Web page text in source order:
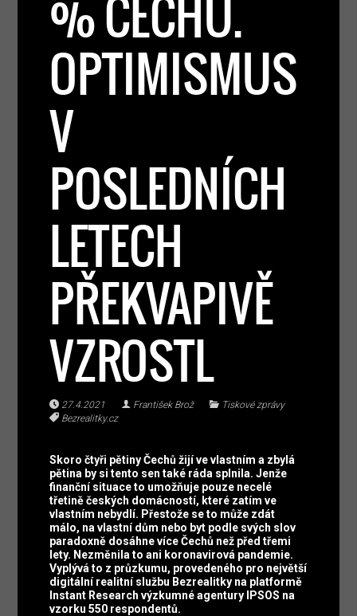
% ČECHŮ.
OPTIMISMUS
V
POSLEDNÍCH
LETECH
PŘEKVAPIVĚ
VZROSTL
27.4.2021 František Brož
Tiskové zprávy
Bezrealitky.cz
Skoro čtyři pětiny Čechů žijí ve vlastním a zbylá
pětina by si tento sen také ráda splnila. Jenže
finanční situace to umožňuje pouze necelé
třetině českých domácností, které zatím ve
vlastním nebydlí. Přestože se to může zdát
málo, na vlastní dům nebo byt podle svých slov
paradoxně dosáhne více Čechů než před třemi
lety. Nezměnila to ani koronavirová pandemie.
Vyplývá to z průzkumu, provedeného pro největší
digitální realitní službu Bezrealitky na platformě
Instant Research výzkumné agentury IPSOS na
vzorku 550 respondentů.